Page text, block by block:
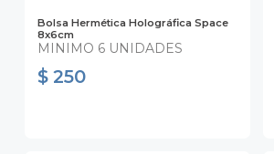
Bolsa Hermética Holográfica Space
8x6cm
MINIMO 6 UNIDADES
$ 250